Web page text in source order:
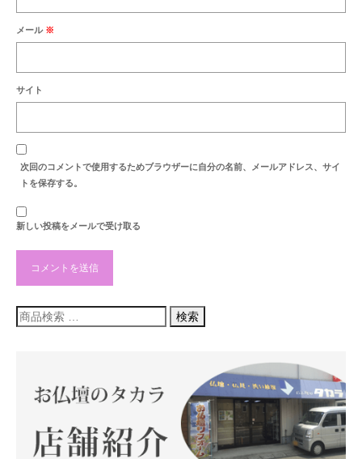
商品紹介
セール案内
お盆
メール ※
サイト
次回のコメントで使用するためブラウザーに自分の名前、メールアドレス、サイ
トを保存する。
新しい投稿をメールで受け取る
検
索
検索